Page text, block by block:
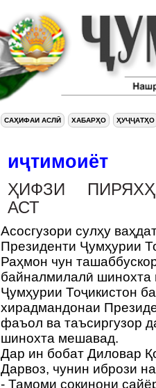
САҲИФАИ АСЛӢ ХАБАРҲО ҲУҶҶАТҲО
иҷтимоиёт
ҲИФЗИ
АСТ
Асосгузори сулҳу
Президенти Ҷумҳурии
Раҳмон чун
байналмилалӣ шинохта
Ҷумҳурии Тоҷикистон
хирадмандонаи
фаъол ва таъсиргузор
шинохта мешавад.
Дар ин бобат Диловар
Дарвоз, чунин ибрози
- Тамоми сокинони